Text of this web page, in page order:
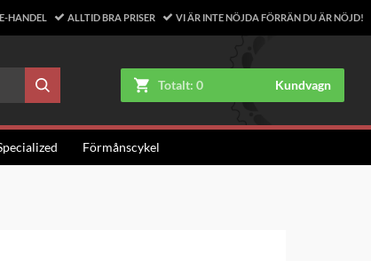
HANDEL ALLTID BRA PRISER VI ÄR INTE NÖJDA FÖRRÄN DU ÄR NÖJD!
Totalt: 0 Kundvagn
Förmånscykel